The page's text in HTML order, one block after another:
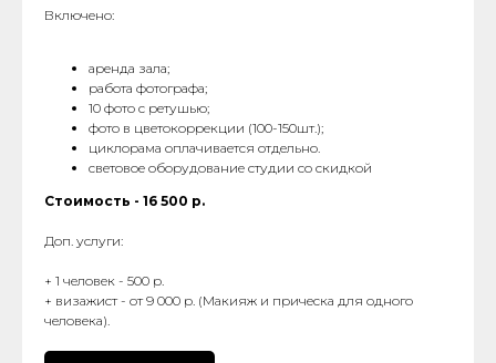
Включено:
аренда зала;
работа фотографа;
10 фото с ретушью;
фото в цветокоррекции (100-150шт.);
циклорама оплачивается отдельно.
световое оборудование студии со скидкой
Стоимость - 16 500 р.
Доп. услуги:
+ 1 человек - 500 р.
+ визажист - от 9 000 р. (Макияж и прическа для одного
человека).